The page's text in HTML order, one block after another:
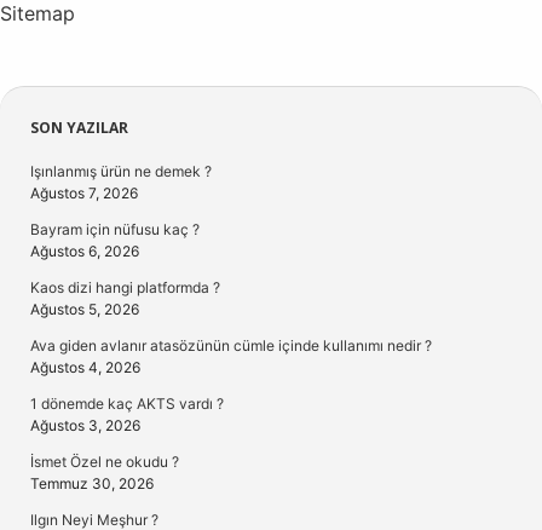
Sitemap
Sidebar
SON YAZILAR
Işınlanmış ürün ne demek ?
Ağustos 7, 2026
Bayram için nüfusu kaç ?
Ağustos 6, 2026
Kaos dizi hangi platformda ?
Ağustos 5, 2026
Ava giden avlanır atasözünün cümle içinde kullanımı nedir ?
Ağustos 4, 2026
1 dönemde kaç AKTS vardı ?
Ağustos 3, 2026
İsmet Özel ne okudu ?
Temmuz 30, 2026
Ilgın Neyi Meşhur ?